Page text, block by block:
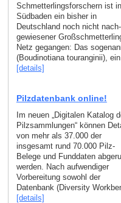
Schmetterlingsforschern ist in
Südbaden ein bisher in
Deutschland noch nicht nach­
gewiesener
Netz gegangen: Das
(Boudinotiana touranginii),
[details]
Pilzdatenbank online!
Im neuen „Digitalen Katalog
Pilzsammlungen“ können
von mehr als 37.000 der
insgesamt rund 70.000 Pilz-
Belege und Funddaten
werden. Nach aufwendiger
Vorbereitung sowohl der
Datenbank (Diversity
[details]